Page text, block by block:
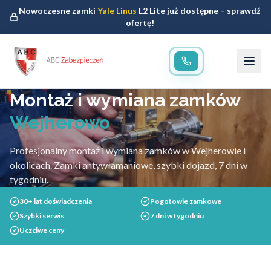
Nowoczesne zamkiYale Linus L2 Lite już dostępne – sprawdź
ofertę!
Montaż i wymiana zamków
Wejherowo
Profesjonalny montaż i wymiana zamków w Wejherowie i
okolicach. Zamki antywłamaniowe, szybki dojazd, 7 dni w
tygodniu.
30+ lat doświadczenia
Pogotowie zamkowe
Szybki serwis
7 dni w tygodniu
Uczciwe ceny